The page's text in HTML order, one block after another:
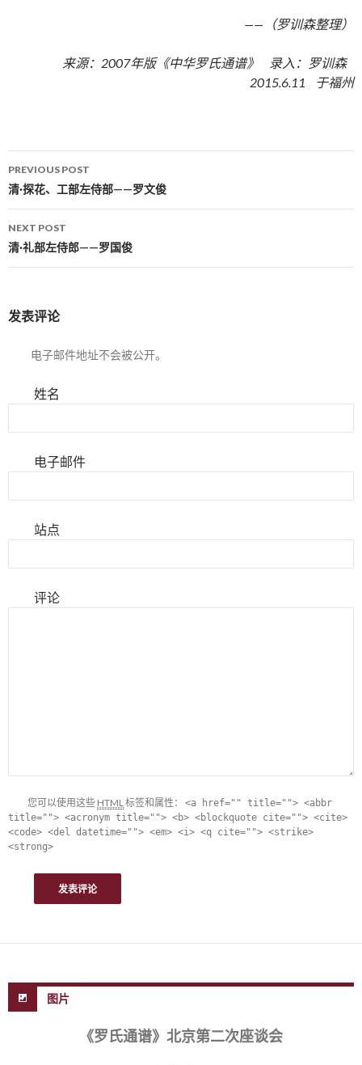
——（罗训森整理）
来源：2007年版《中华罗氏通谱》 录入：罗训森
2015.6.11 于福州
Post navigation
PREVIOUS POST
清·探花、工部左侍部——罗文俊
NEXT POST
清·礼部左侍郎——罗国俊
发表评论
电子邮件地址不会被公开。
姓名
电子邮件
站点
评论
您可以使用这些 HTML标签和属性： <a href="" title=""> <abbr
title=""> <acronym title=""> <b> <blockquote cite=""> <cite>
<code> <del datetime=""> <em> <i> <q cite=""> <strike>
<strong>
图片
《罗氏通谱》北京第二次座谈会